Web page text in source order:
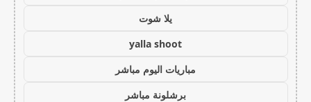
يلا شوت
yalla shoot
مباريات اليوم مباشر
برشلونة مباشر